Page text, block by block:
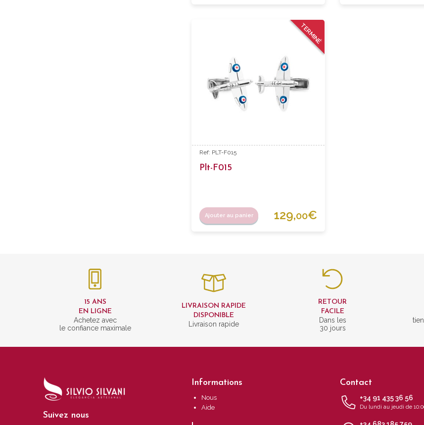
TERMINÉ
Ref: PLT-F015
Plt-F015
Ajouter au panier 129,00€
15 ANS
EN LIGNE
Achetez avec
le confiance maximale
LIVRAISON RAPIDE
DISPONIBLE
Livraison rapide
RETOUR
FACILE
Dans les
30 jours
Suivez nous
Informations
Nous
Aide
Contact
+34 91 435 36 56
Du lundi au jeudi de